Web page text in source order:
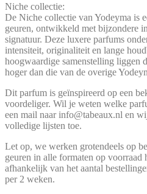
Niche collectie:
De Niche collectie van Yodeyma is
geuren, ontwikkeld met bijzondere
signatuur. Deze luxere parfums
intensiteit, originaliteit en lange
hoogwaardige samenstelling liggen
hoger dan die van de overige
Dit parfum is geïnspireerd op een
voordeliger. Wil je weten welke
een mail naar info@tabeaux.nl en
volledige lijsten toe.
Let op, we werken grotendeels op
geuren in alle formaten op voorraad
afhankelijk van het aantal
per 2 weken.